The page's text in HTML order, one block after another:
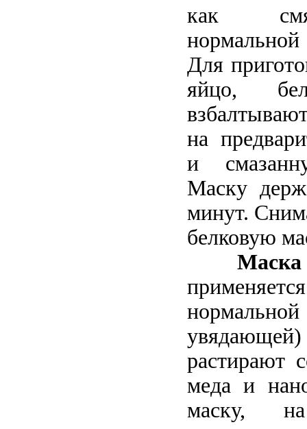
как
Для
яйцо,
на
и
Маску
минут.
белковую
Маска
растирают
меда и
маску, на